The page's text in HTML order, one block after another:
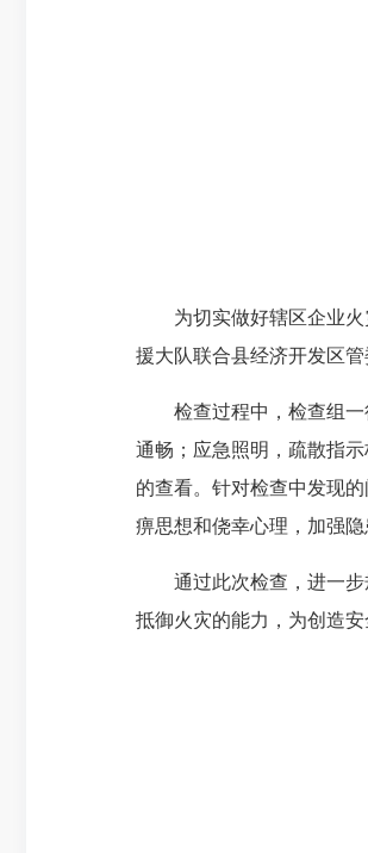
为切实做好辖区企业火
援大队联合县经济开发区
检查过程中，检查组一
通畅；应急照明，疏散指
的查看。针对检查中发现
痹思想和侥幸心理，加强
通过此次检查，进一步
抵御火灾的能力，为创造